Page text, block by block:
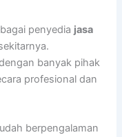
penyedia jasa
banyak pihak
profesional dan
berpengalaman